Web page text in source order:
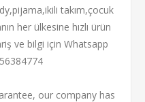
takım,çocuk
her ülkesine hızlı ürün
ve bilgi için Whatsapp
our company has